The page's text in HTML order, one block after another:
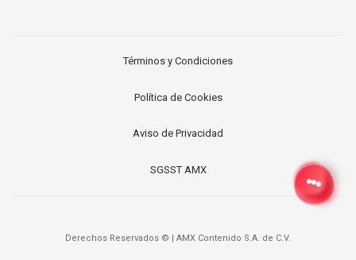
Términos y Condiciones
Política de Cookies
Aviso de Privacidad
SGSST AMX
Derechos Reservados © AMX Contenido S.A. de C.V.